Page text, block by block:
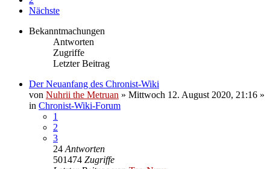
Nächste
Bekanntmachungen
Antworten
Zugriffe
Letzter Beitrag
Der Neuanfang des Chronist-Wiki
von Nuhrii the Metruan » Mittwoch 12. August 2020, 21:16 »
in Chronist-Wiki-Forum
1
2
3
24 Antworten
501474 Zugriffe